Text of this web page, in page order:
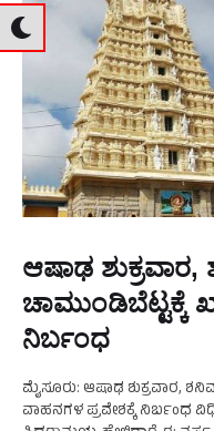
ಆಷಾಢ ಶುಕ್ರವಾರ,
ಚಾಮುಂಡಿಬೆಟ್ಟಕ್ಕೆ
ನಿರ್ಬಂಧ
ಮೈಸೂರು: ಆಷಾಢ ಶುಕ್ರವಾರ,
ವಾಹನಗಳ ಪ್ರವೇಶಕ್ಕೆ ನಿರ್ಬಂಧ